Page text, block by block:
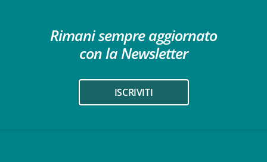
Rimani sempre aggiornato
con la Newsletter
ISCRIVITI